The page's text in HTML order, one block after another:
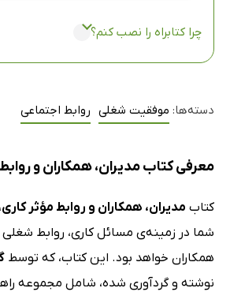
چرا کتابراه را نصب کنم؟
دسته‌ها: موفقیت شغلی روابط اجتماعی
معرفی کتاب مدیران، همکاران و
کتاب مدیران، همکاران و روابط مؤثر کاری
شما در زمینه‌ی مسائل کاری، روابط شغلی و
همکاران خواهد بود. این کتاب، که توسط
نوشته و گردآوری شده، شامل مجموعه